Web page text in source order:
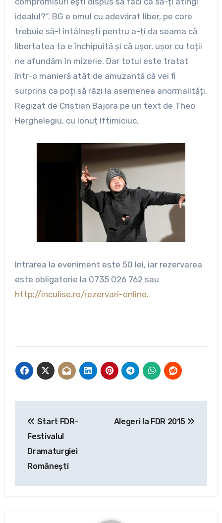
idealul?”. BG e omul cu adevărat liber, pe care
trebuie să-l întâlnești pentru a-ți da seama că
libertatea ta e închipuită și că ușor, ușor cu toții
ne afundăm în mizerie. Dar totul este tratat
într-o manieră atât de amuzantă că vei fi
surprins ca poți să râzi la asemenea anormalități.
Regizat de Cristian Bajora pe un text de Theo
Herghelegiu, cu Ionuț Iftimiciuc.
Intrarea la eveniment este 50 lei, iar rezervarea
este obligatorie la 0735 026 762 sau
http://inculise.ro/rezervari-online.
în
articole
Start FDR-
Festivalul
Dramaturgiei
Românești
Alegeri la FDR 2015